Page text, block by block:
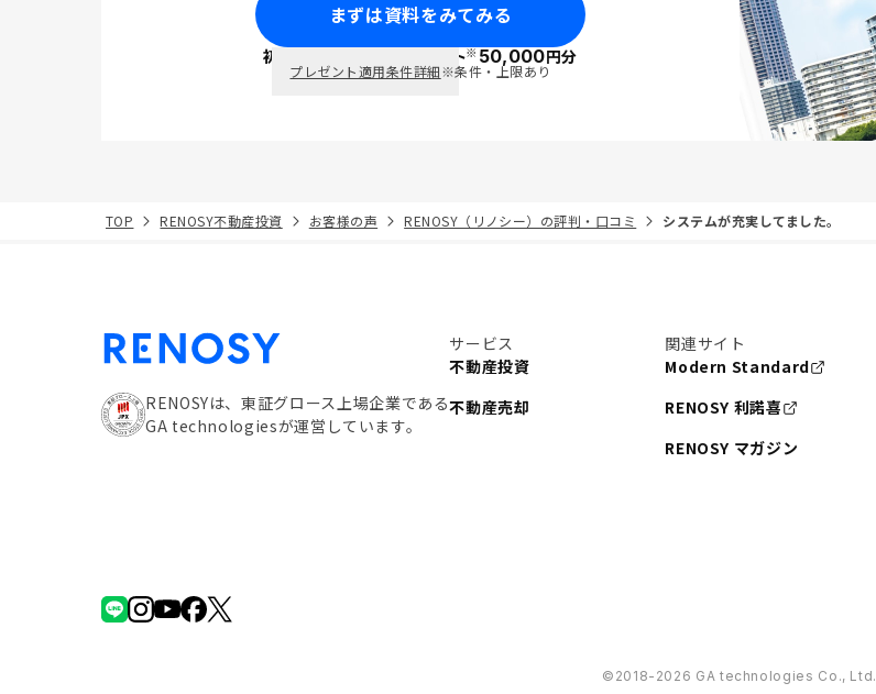
まずは資料をみてみる
初回面談で ポイント※50,000円分
プレゼント適用条件詳細※条件・上限あり
TOP RENOSY不動産投資 お客様の声 RENOSY（リノシー）の評判・口コミ システムが充実してました。
RENOSYは、東証グロース上場企業である
GA technologiesが運営しています。
サービス
不動産投資
不動産売却
関連サイト
Modern Standard
RENOSY 利諾喜
RENOSY マガジン
©︎2018-2026 GA technologies Co., Ltd.